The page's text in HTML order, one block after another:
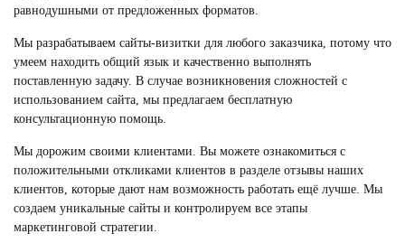
равнодушными от предложенных форматов.
Мы разрабатываем сайты-визитки для любого заказчика, потому что
умеем находить общий язык и качественно выполнять
поставленную задачу. В случае возникновения сложностей с
использованием сайта, мы предлагаем бесплатную
консультационную помощь.
Мы дорожим своими клиентами. Вы можете ознакомиться с
положительными откликами клиентов в разделе отзывы наших
клиентов, которые дают нам возможность работать ещё лучше. Мы
создаем уникальные сайты и контролируем все этапы
маркетинговой стратегии.